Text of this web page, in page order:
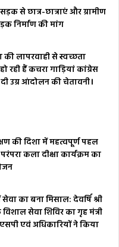
से छात्र-छात्राएं और ग्रामीण
निर्माण की मांग
की लापरवाही से स्वच्छता
रही हैं कचरा गाड़ियां कांग्रेस
उग्र आंदोलन की चेतावनी।
की दिशा में महत्वपूर्ण पहल
कला दीक्षा कार्यक्रम का
का बना मिसाल: देवर्षि श्री
सेवा शिविर का गृह मंत्री
एवं अधिकारियों ने किया